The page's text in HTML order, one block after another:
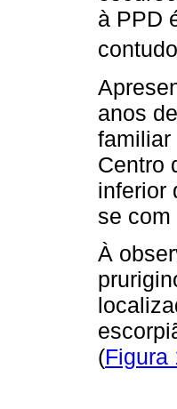
à PPD
anos
familiar
Centro
inferior
se
À
(Figura